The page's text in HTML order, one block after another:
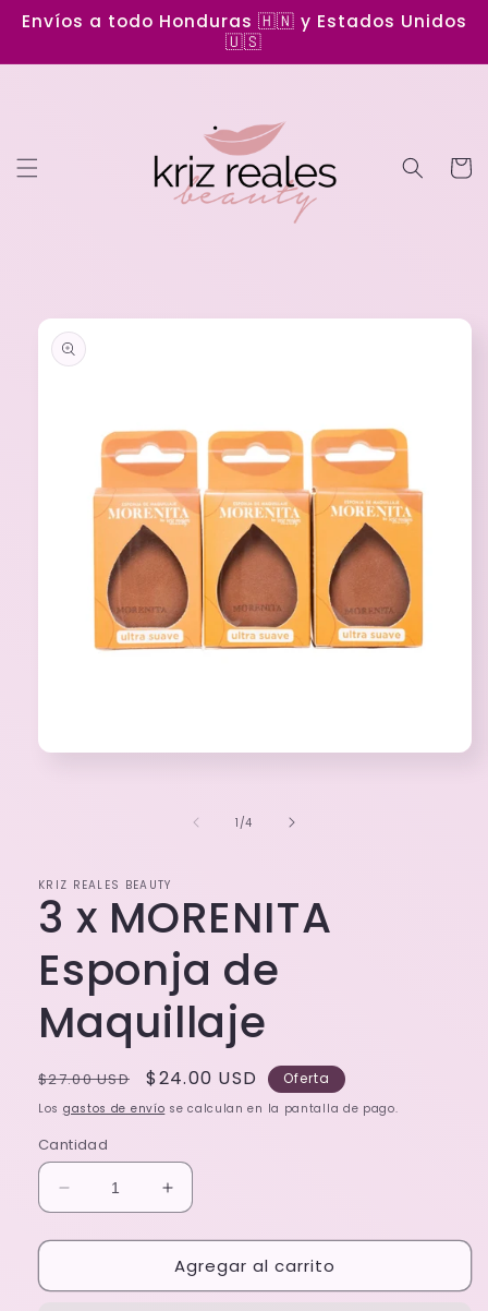
directamente
Envíos a todo Honduras 🇭🇳 y Estados Unidos
🇺🇸
Carrito
directamente
información
del producto
1 /de
4
KRIZ REALES BEAUTY
3 x MORENITA
Esponja de
Maquillaje
Precio
habitual
$27.00 USD
Precio
de
$24.00 USD Oferta
Los gastos de envío se calculan en la pantalla de pago.
Cantidad
Reducir
cantidad
para
x
Aumentar
cantidad
para
3
x
Agregar al carrito